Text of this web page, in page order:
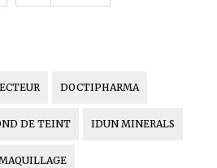
DOCTIPHARMA
DE TEINT IDUN MINERALS